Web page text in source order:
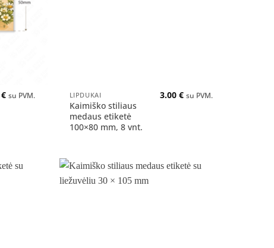
€ su PVM. LIPDUKAI
Kaimiško stiliaus
medaus etiketė
100×80 mm, 8 vnt.
3.00 € su PVM.